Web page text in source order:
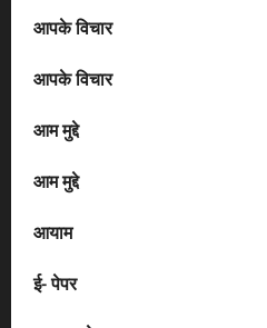
आपके विचार
आपके विचार
आम मुद्दे
आम मुद्दे
आयाम
ई- पेपर